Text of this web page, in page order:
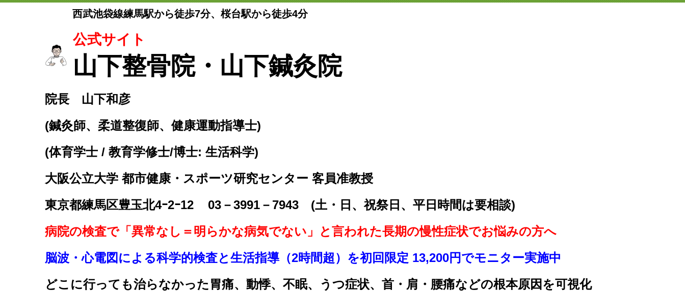
西武池袋線練馬駅から徒歩7分、桜台駅から徒歩4分
公式サイト
山下整骨院・山下鍼灸院
院長 山下和彦
(鍼灸師、柔道整復師、健康運動指導士)
(体育学士 / 教育学修士/博士: 生活科学)
大阪公立大学 都市健康・スポーツ研究センター 客員准教授
東京都練馬区豊玉北4ｰ2ｰ12
03－3991－7943 (土・日、祝祭日、平日時間は要相談)
病院の検査で「異常なし＝明らかな病気でない」と言われた長期の慢性症状でお悩みの方へ
脳波・心電図による科学的検査と生活指導（2時間超）を初回限定 13,200円でモニター実施中
どこに行っても治らなかった胃痛、動悸、不眠、うつ症状、 首・肩・腰痛などの根本原因を可視化